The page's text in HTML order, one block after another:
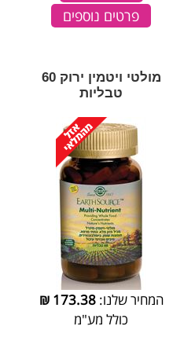
פרטים נוספים
מולטי ויטמין ירוק 60
טבליות
המחיר שלנו:173.38
₪
כולל מע"מ